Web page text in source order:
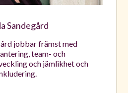
Sandegård
jobbar främst med
team- och
och jämlikhet och